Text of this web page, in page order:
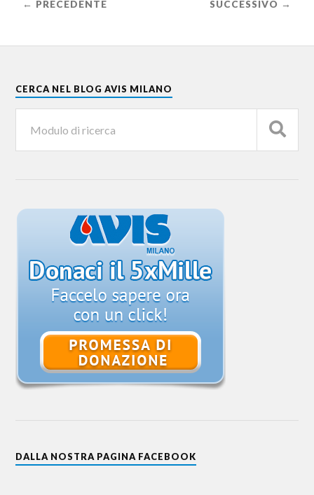
← PRECEDENTE SUCCESSIVO →
CERCA NEL BLOG AVIS MILANO
DALLA NOSTRA PAGINA FACEBOOK